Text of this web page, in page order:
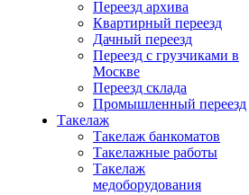
Переезд архива
Квартирный переезд
Дачный переезд
Переезд с грузчиками в
Москве
Переезд склада
Промышленный переезд
Такелаж
Такелаж банкоматов
Такелажные работы
Такелаж
медоборудования